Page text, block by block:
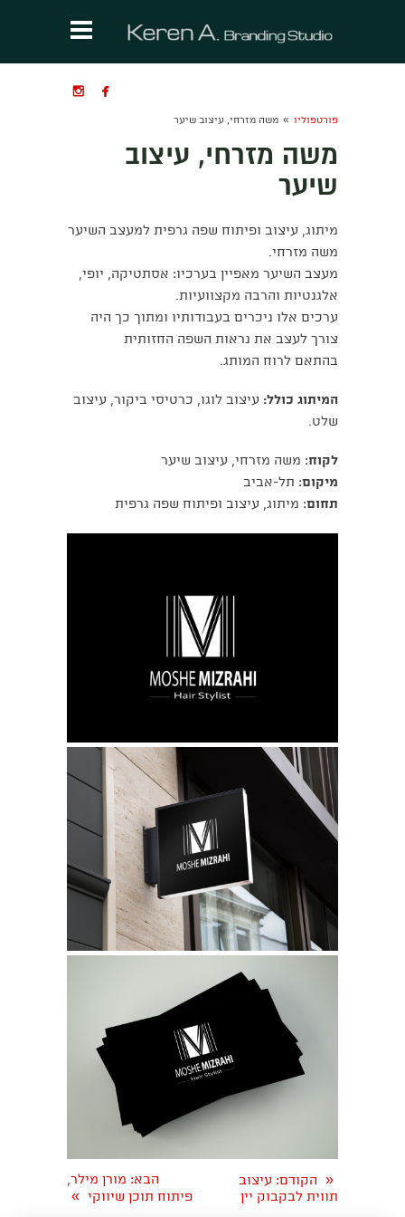


פורטפוליו » משה מזרחי, עיצוב שיער
משה מזרחי, עיצוב
שיער
מיתוג, עיצוב ופיתוח שפה גרפית למעצב השיער
משה מזרחי.
מעצב השיער מאפיין בערכיו: אסתטיקה, יופי,
אלגנטיות והרבה מקצוועיות.
ערכים אלו ניכרים בעבודותיו ומתוך כך היה
צורך לעצב את נראות השפה החזותית
בהתאם לרוח המותג.
המיתוג כולל: עיצוב לוגו, כרטיסי ביקור, עיצוב
שלט.
לקוח: משה מזרחי, עיצוב שיער
מיקום: תל-אביב
תחום: מיתוג, עיצוב ופיתוח שפה גרפית
« הקודם: עיצוב
תווית לבקבוק יין
הבא: מורן מילר,
פיתוח תוכן שיווקי »